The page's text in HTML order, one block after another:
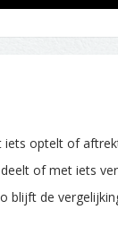
iets optelt of
of met iets
blijft de